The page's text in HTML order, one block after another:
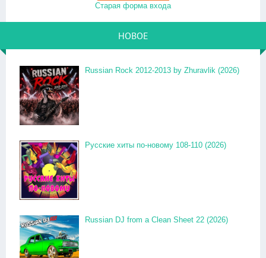
Старая форма входа
НОВОЕ
Russian Rock 2012-2013 by Zhuravlik (2026)
Русские хиты по-новому 108-110 (2026)
Russian DJ from a Clean Sheet 22 (2026)